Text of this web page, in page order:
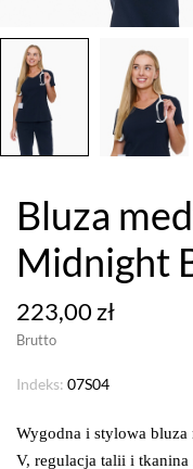
Bluza
Midnight
223,00 zł
Brutto
Indeks: 07S04
Wygodna i stylowa bluza
V, regulacja talii i tkanina